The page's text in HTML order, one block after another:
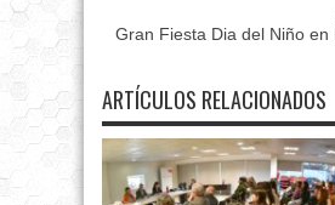
Gran Fiesta Dia del Niño en
ARTÍCULOS RELACIONADOS